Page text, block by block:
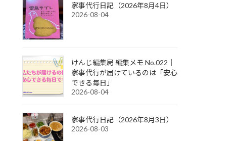
家事代行日記（2026年8月4日）
2026-08-04
けんじ編集局 編集メモ No.022｜
家事代行が届けているのは「安心
できる毎日」
2026-08-04
家事代行日記（2026年8月3日）
2026-08-03